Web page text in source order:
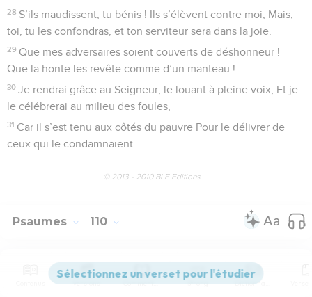
28 S’ils maudissent, tu bénis ! Ils s’élèvent contre moi, Mais,
toi, tu les confondras, et ton serviteur sera dans la joie.
29 Que mes adversaires soient couverts de déshonneur !
Que la honte les revête comme d’un manteau !
30 Je rendrai grâce au Seigneur, le louant à pleine voix, Et je
le célébrerai au milieu des foules,
31 Car il s’est tenu aux côtés du pauvre Pour le délivrer de
ceux qui le condamnaient.
© 2013 - 2010 BLF Editions
Psaumes 110
Seuls les Évangiles sont disponibles en vidéo pour le moment.
Versions Commentaires Strong